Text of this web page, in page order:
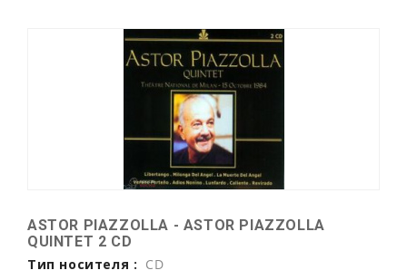
ASTOR PIAZZOLLA - ASTOR PIAZZOLLA
QUINTET 2 CD
Тип носителя : CD